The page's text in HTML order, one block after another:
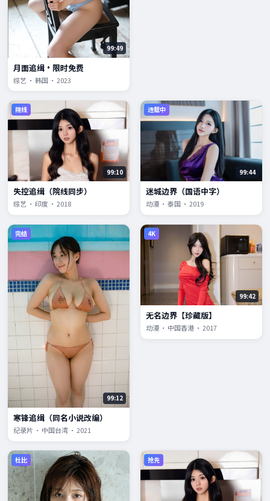
99:49
月面追缉·限时免费
综艺 · 韩国 · 2023
院线
99:10
失控追缉（院线同步）
综艺 · 印度 · 2018
连载中
99:44
迷城边界（国语中字）
动漫 · 泰国 · 2019
完结
99:12
寒锋追缉（同名小说改编）
纪录片 · 中国台湾 · 2021
4K
99:42
无名边界【珍藏版】
动漫 · 中国香港 · 2017
杜比 抢先